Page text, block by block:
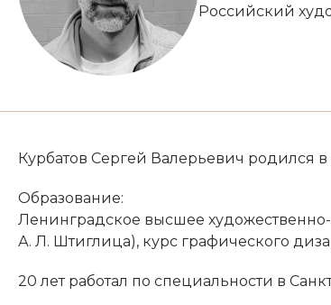
Российский
Курбатов Сергей Валерьевич родился в
Образование:
Ленинградское высшее
А. Л. Штиглица), курс графического
20 лет работал по специальности в